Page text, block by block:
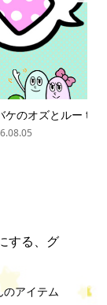
する、グ
アイテム